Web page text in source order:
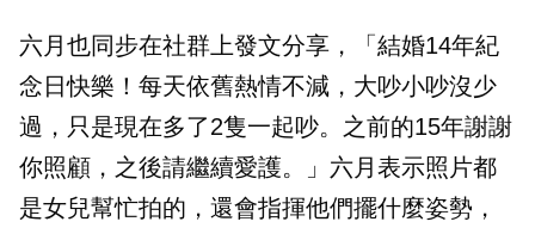
六月也同步在社群上發文分享，「結婚14年紀
念日快樂！每天依舊熱情不減，大吵小吵沒少
過，只是現在多了2隻一起吵。之前的15年謝謝
你照顧，之後請繼續愛護。」六月表示照片都
是女兒幫忙拍的，還會指揮他們擺什麼姿勢，